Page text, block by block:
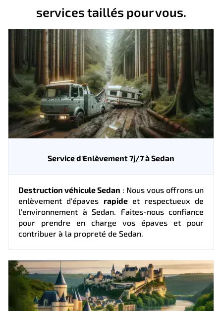
services taillés pour vous.
Service d'Enlèvement 7j/7 à Sedan
Destruction véhicule Sedan : Nous vous offrons un
enlèvement d'épaves rapideet respectueux de
l'environnement à Sedan. Faites-nous confiance
pour prendre en charge vos épaves et pour
contribuer à la propreté de Sedan.